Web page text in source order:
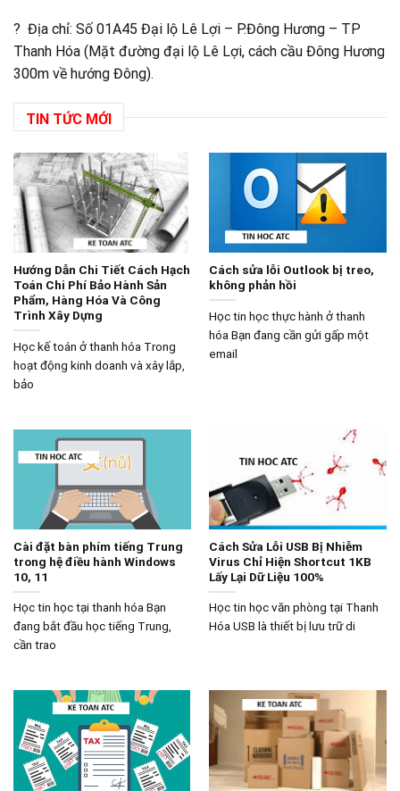
? Địa chỉ: Số 01A45 Đại lộ Lê Lợi – P.Đông Hương – TP
Thanh Hóa (Mặt đường đại lộ Lê Lợi, cách cầu Đông Hương
300m về hướng Đông).
TIN TỨC MỚI
Hướng Dẫn Chi Tiết Cách Hạch
Toán Chi Phí Bảo Hành Sản
Phẩm, Hàng Hóa Và Công
Trình Xây Dựng
Học kế toán ở thanh hóa Trong
hoạt động kinh doanh và xây lắp,
bảo
Cách sửa lỗi Outlook bị treo,
không phản hồi
Học tin học thực hành ở thanh
hóa Bạn đang cần gửi gấp một
email
Cài đặt bàn phím tiếng Trung
trong hệ điều hành Windows
10, 11
Học tin học tại thanh hóa Bạn
đang bắt đầu học tiếng Trung,
cần trao
Cách Sửa Lỗi USB Bị Nhiễm
Virus Chỉ Hiện Shortcut 1KB
Lấy Lại Dữ Liệu 100%
Học tin học văn phòng tại Thanh
Hóa USB là thiết bị lưu trữ di